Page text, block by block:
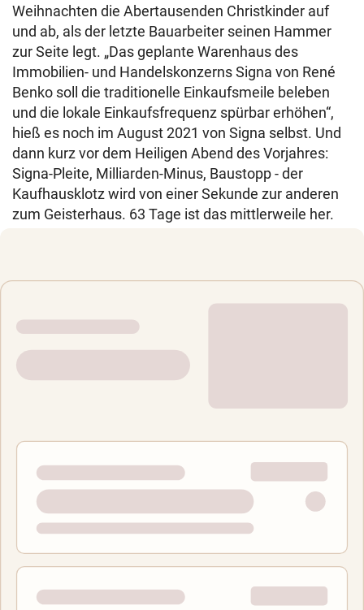
Weihnachten die Abertausenden Christkinder auf
und ab, als der letzte Bauarbeiter seinen Hammer
zur Seite legt. „Das geplante Warenhaus des
Immobilien- und Handelskonzerns Signa von René
Benko soll die traditionelle Einkaufsmeile beleben
und die lokale Einkaufsfrequenz spürbar erhöhen“,
hieß es noch im August 2021 von Signa selbst. Und
dann kurz vor dem Heiligen Abend des Vorjahres:
Signa-Pleite, Milliarden-Minus, Baustopp - der
Kaufhausklotz wird von einer Sekunde zur anderen
zum Geisterhaus. 63 Tage ist das mittlerweile her.